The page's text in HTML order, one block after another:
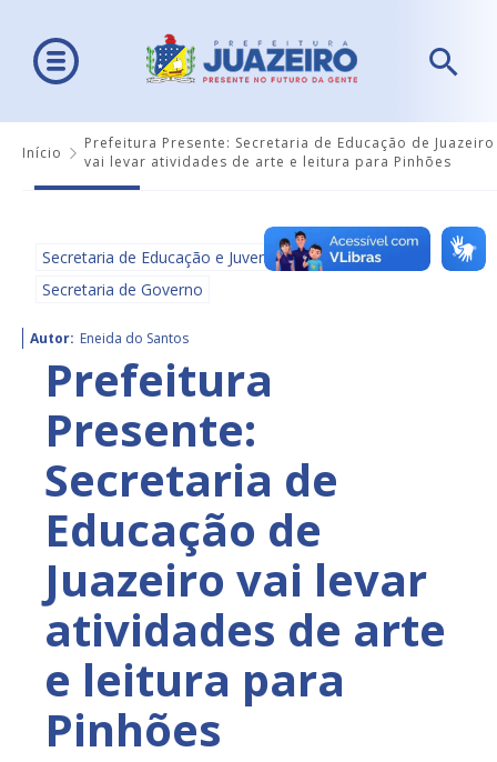
Início
Prefeitura Presente: Secretaria de Educação de Juazeiro
vai levar atividades de arte e leitura para Pinhões
Secretaria de Educação e Juventude - SEDUC
Secretaria de Governo
Autor: Eneida do Santos
Prefeitura
Presente:
Secretaria de
Educação de
Juazeiro vai levar
atividades de arte
e leitura para
Pinhões